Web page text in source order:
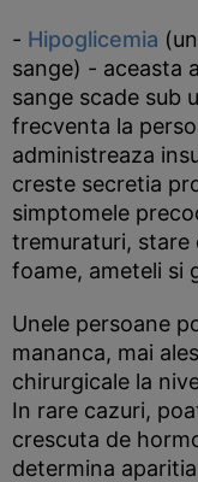
- Hipoglicemia
sange) - aceasta
sange scade sub
frecventa la
administreaza
creste secretia
simptomele
tremuraturi, stare
foame, ameteli si
Unele persoane
mananca, mai
chirurgicale la
In rare cazuri,
crescuta de
determina